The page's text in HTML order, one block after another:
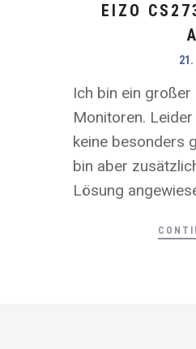
EIZO
21.
Ich bin ein
Monitoren.
keine besonders
bin aber
Lösung